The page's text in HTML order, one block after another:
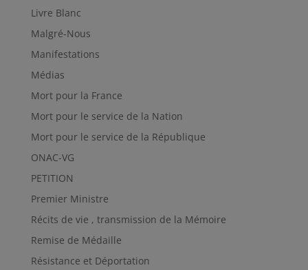
Livre Blanc
Malgré-Nous
Manifestations
Médias
Mort pour la France
Mort pour le service de la Nation
Mort pour le service de la République
ONAC-VG
PETITION
Premier Ministre
Récits de vie , transmission de la Mémoire
Remise de Médaille
Résistance et Déportation